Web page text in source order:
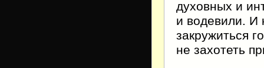
духовных и
и водевили. И
закружиться
не захотеть